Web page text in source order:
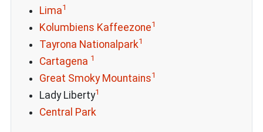
Lima1
Kolumbiens Kaffeezone1
Tayrona Nationalpark1
Cartagena 1
Great Smoky Mountains1
Lady Liberty1
Central Park